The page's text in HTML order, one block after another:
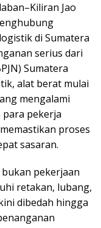
Jao
di Sumatera
serius dari
Sumatera
alat berat mulai
mengalami
pekerja
proses
sasaran.
pekerjaan
retakan, lubang,
dibedah hingga